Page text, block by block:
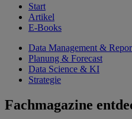
Start
Artikel
E-Books
Data Management &
Planung & Forecast
Data Science & KI
Strategie
Fachmagazine